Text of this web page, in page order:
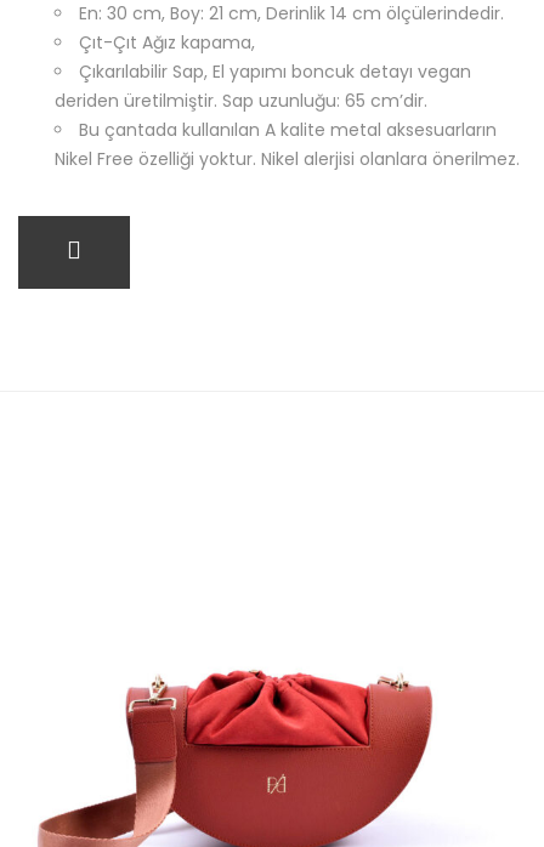
En: 30 cm, Boy: 21 cm, Derinlik 14 cm ölçülerindedir.
Çıt-Çıt Ağız kapama,
Çıkarılabilir Sap, El yapımı boncuk detayı vegan
deriden üretilmiştir. Sap uzunluğu: 65 cm’dir.
Bu çantada kullanılan A kalite metal aksesuarların
Nikel Free özelliği yoktur. Nikel alerjisi olanlara önerilmez.